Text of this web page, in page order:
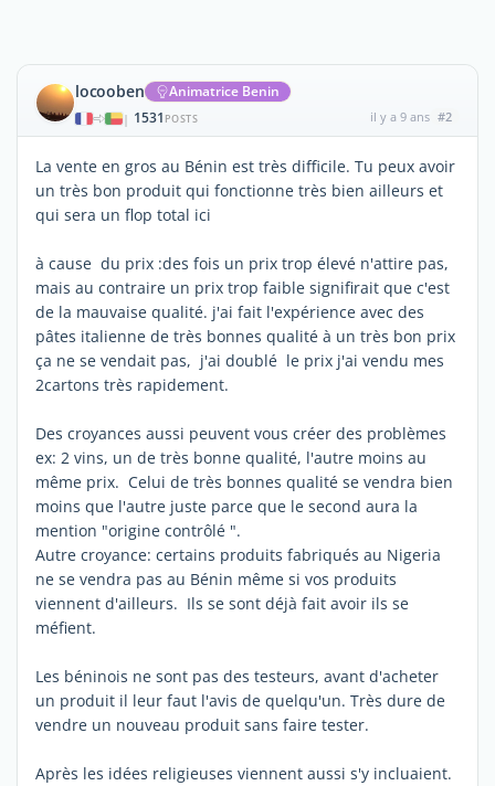
locooben Animatrice Benin
| 1531 POSTS il y a 9 ans #2
La vente en gros au Bénin est très difficile. Tu peux avoir
un très bon produit qui fonctionne très bien ailleurs et
qui sera un flop total ici
à cause du prix :des fois un prix trop élevé n'attire pas,
mais au contraire un prix trop faible signifirait que c'est
de la mauvaise qualité. j'ai fait l'expérience avec des
pâtes italienne de très bonnes qualité à un très bon prix
ça ne se vendait pas, j'ai doublé le prix j'ai vendu mes
2cartons très rapidement.
Des croyances aussi peuvent vous créer des problèmes
ex: 2 vins, un de très bonne qualité, l'autre moins au
même prix. Celui de très bonnes qualité se vendra bien
moins que l'autre juste parce que le second aura la
mention "origine contrôlé ".
Autre croyance: certains produits fabriqués au Nigeria
ne se vendra pas au Bénin même si vos produits
viennent d'ailleurs. Ils se sont déjà fait avoir ils se
méfient.
Les béninois ne sont pas des testeurs, avant d'acheter
un produit il leur faut l'avis de quelqu'un. Très dure de
vendre un nouveau produit sans faire tester.
Après les idées religieuses viennent aussi s'y incluaient.